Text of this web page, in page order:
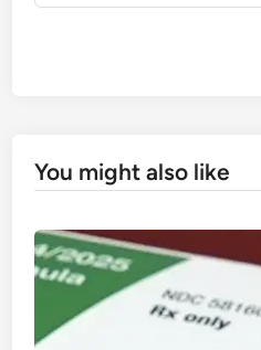
You might also like